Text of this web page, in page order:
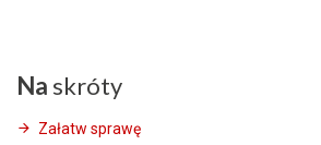
Na skróty
Załatw sprawę